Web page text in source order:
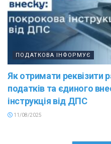
ПОДАТКОВА ІНФОРМУЄ
Як отримати реквізити
податків та єдиного
інструкція від ДПС
11/08/2025